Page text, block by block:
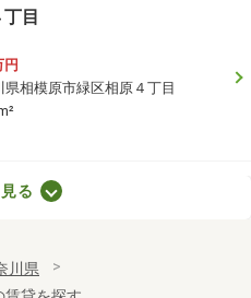
目
円
県相模原市緑区相原４丁目
目
る
川県